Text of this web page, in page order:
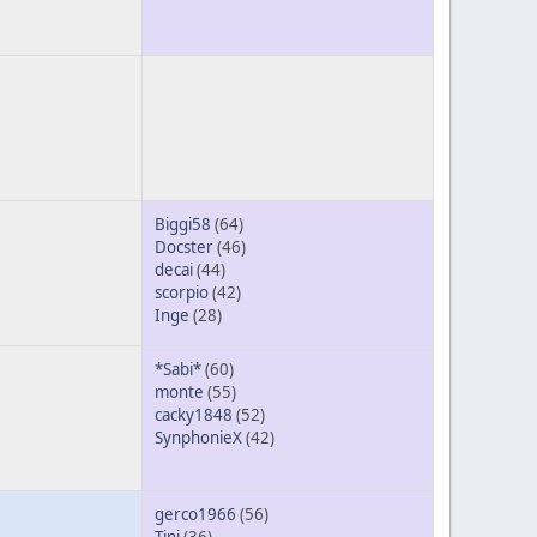
Biggi58 (64)
Docster(46)
decai(44)
scorpio(42)
Inge (28)
*Sabi*(60)
monte (55)
cacky1848 (52)
SynphonieX(42)
gerco1966 (56)